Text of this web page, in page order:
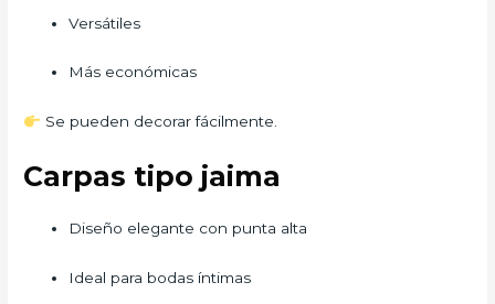
Versátiles
Más económicas
Se pueden decorar fácilmente.
Carpas tipo jaima
Diseño elegante con punta alta
Ideal para bodas íntimas